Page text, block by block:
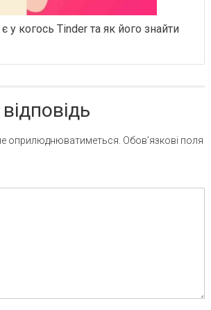
у когось Tinder та як його знайти
оприлюднюватиметься. Обов’язкові поля